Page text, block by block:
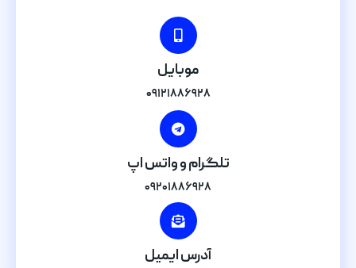
موبایل
۰۹۱۲۱۸۸۶۹۲۸
تلگرام و واتس اپ
۰۹۲۰۱۸۸۶۹۲۸
آدرس ایمیل